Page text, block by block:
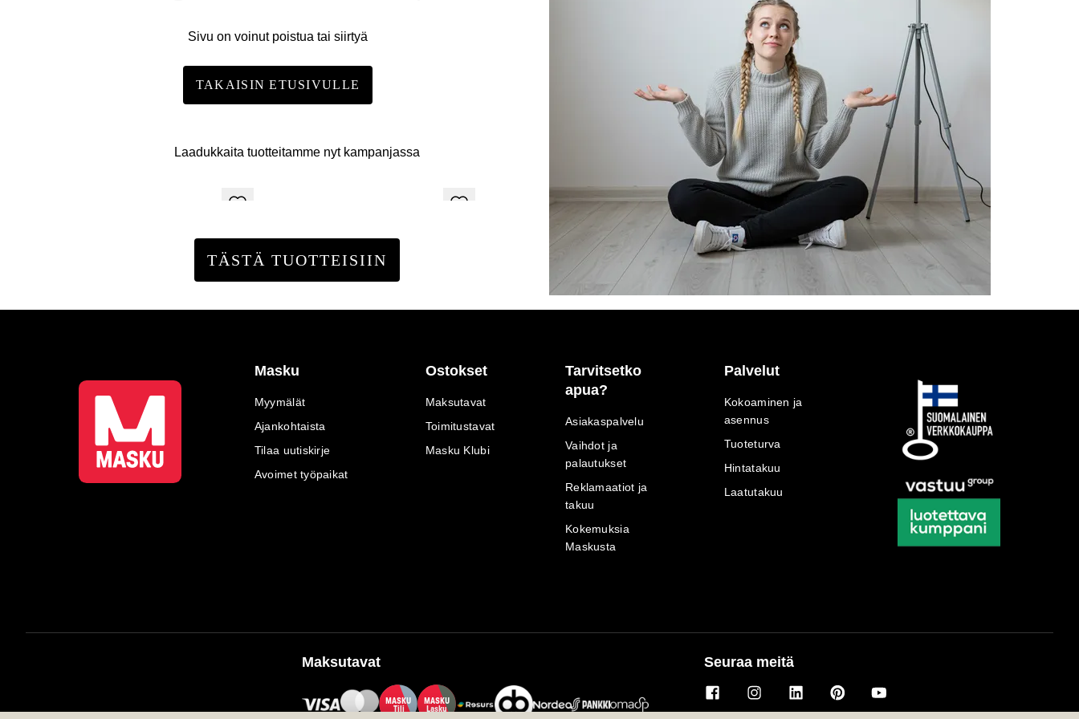
Sivu on voinut poistua tai siirtyä
TAKAISIN ETUSIVULLE
Laadukkaita tuotteitamme nyt kampanjassa
TÄSTÄ TUOTTEISIIN
Masku
Myymälät
Ajankohtaista
Tilaa uutiskirje
Avoimet työpaikat
Ostokset
Maksutavat
Toimitustavat
Masku Klubi
Tarvitsetko
apua?
Asiakaspalvelu
Vaihdot ja
palautukset
Reklamaatiot ja
takuu
Kokemuksia
Maskusta
Palvelut
Kokoaminen ja
asennus
Tuoteturva
Hintatakuu
Laatutakuu
Maksutavat
MASKU
Tili
MASKU
Lasku
Seuraa meitä